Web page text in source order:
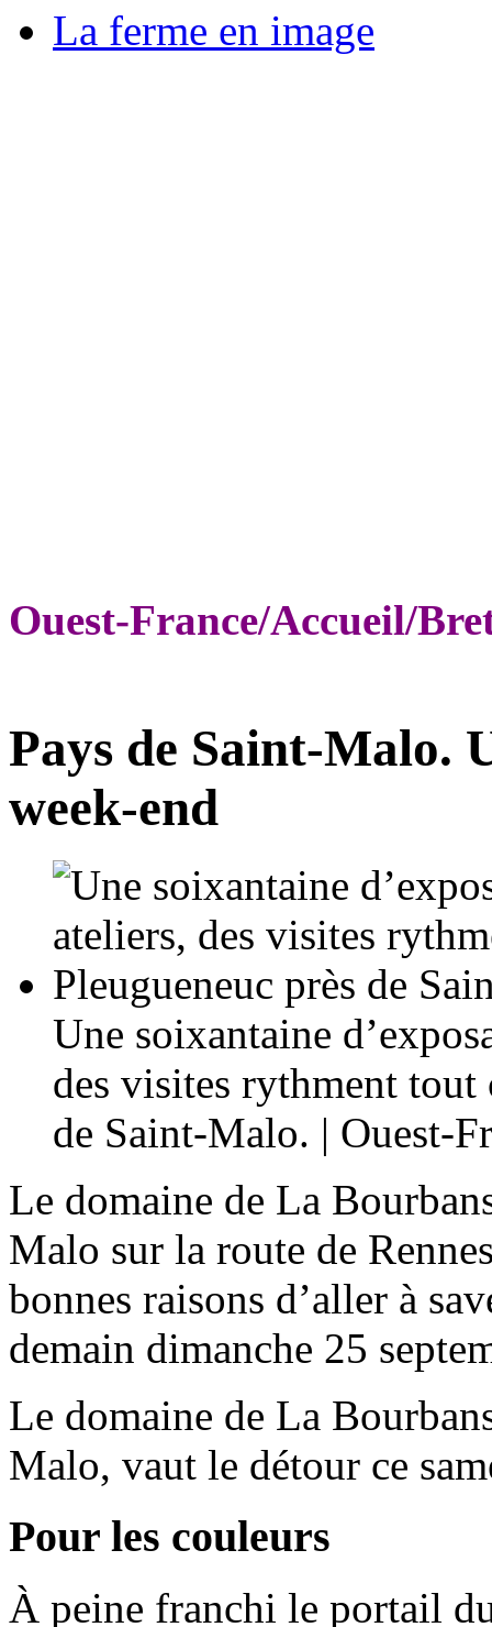
La ferme en image
Ouest-France/Accueil/
Pays de Saint-Malo.
week-end
Une soixantaine
des visites rythment tout
de Saint-Malo. | Ouest-
Le domaine de La
Malo sur la route de
bonnes raisons d’aller à
demain dimanche 25
Le domaine de La
Malo, vaut le détour ce
Pour les couleurs
À peine franchi le portail